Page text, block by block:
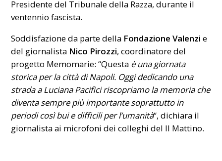
Presidente del Tribunale della Razza, durante il
ventennio fascista.
Soddisfazione da parte della Fondazione Valenzi e
del giornalista Nico Pirozzi, coordinatore del
progetto Memomarie: “Questa è una giornata
storica per la città di Napoli. Oggi dedicando una
strada a Luciana Pacifici riscopriamo la memoria che
diventa sempre più importante soprattutto in
periodi così bui e difficili per l’umanità“, dichiara il
giornalista ai microfoni dei colleghi del Il Mattino.